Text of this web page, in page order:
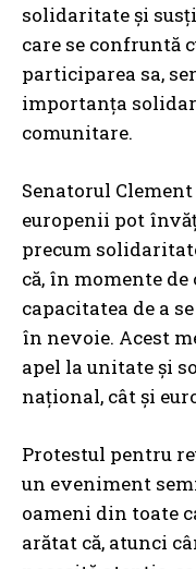
solidaritate și
care se confruntă
participarea sa,
importanța
comunitare.
Senatorul
europenii pot
precum
că, în momente
capacitatea de a
în nevoie. Acest
apel la unitate și
național, cât și
Protestul pentru
un eveniment
oameni din toate
arătat că, atunci